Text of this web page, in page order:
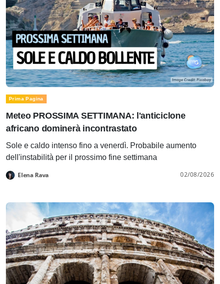
Prima Pagina
Meteo PROSSIMA SETTIMANA: l'anticiclone
africano dominerà incontrastato
Sole e caldo intenso fino a venerdì. Probabile aumento
dell'instabilità per il prossimo fine settimana
Elena Rava 02/08/2026